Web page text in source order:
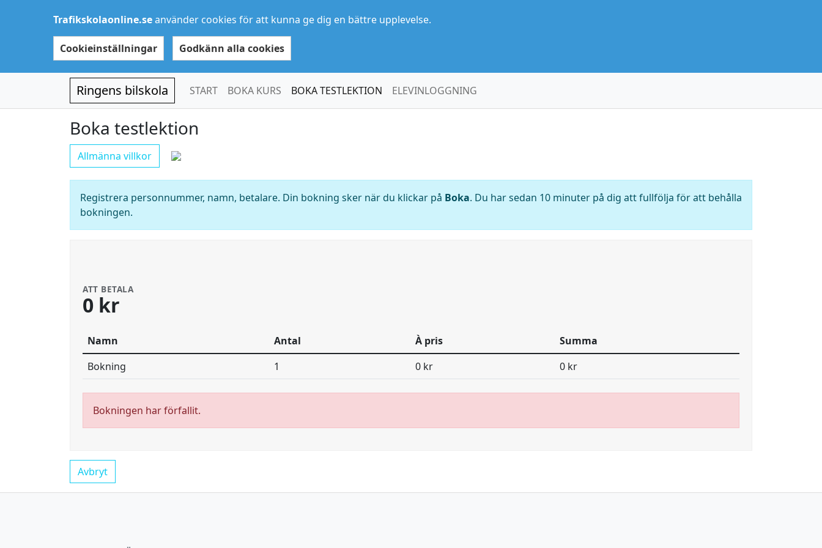
Trafikskolaonline.seanvänder cookies för att kunna ge dig en bättre upplevelse.
Cookieinställningar Godkänn alla cookies
Ringens bilskola START BOKA KURS BOKA TESTLEKTION ELEVINLOGGNING
Boka testlektion
Allmänna villkor
Registrera personnummer, namn, betalare. Din bokning sker när du klickar på Boka. Du har sedan 10 minuter på dig att fullfölja för att behålla
bokningen.
ATT BETALA
0 kr
Namn Antal À pris
Summa
Bokning
1 0 kr 0 kr
Bokningen har förfallit.
Avbryt